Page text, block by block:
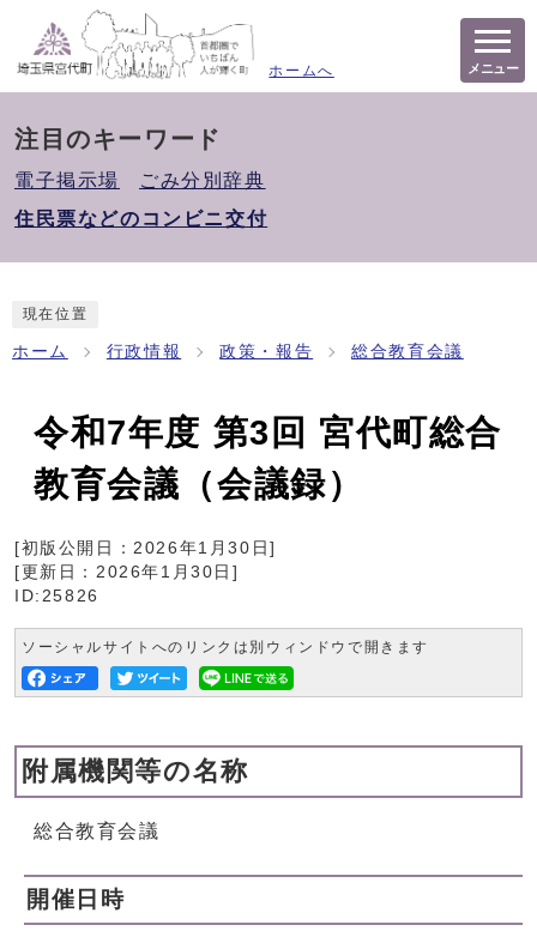
ホームへ メニュー
注目のキーワード
電子掲示場
ごみ分別辞典
住民票などのコンビニ交付
現在位置
ホーム 行政情報 政策・報告 総合教育会議
令和7年度 第3回 宮代町総合
教育会議（会議録）
[初版公開日：2026年1月30日]
[更新日： 2026年1月30日 ]
ID:25826
ソーシャルサイトへのリンクは別ウィンドウで開きます
附属機関等の名称
総合教育会議
開催日時